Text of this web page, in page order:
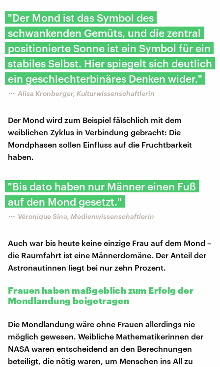
"Der Mond ist das Symbol des
schwankenden Gemüts, und die zentral
positionierte Sonne ist ein Symbol für ein
stabiles Selbst. Hier spiegelt sich deutlich
ein geschlechterbinäres Denken wider."
Alisa Kronberger, Kulturwissenschaftlerin
Der Mond wird zum Beispiel fälschlich mit dem
weiblichen Zyklus in Verbindung gebracht: Die
Mondphasen sollen Einfluss auf die Fruchtbarkeit
haben.
"Bis dato haben nur Männer einen Fuß
auf den Mond gesetzt."
Véronique Sina, Medienwissenschaftlerin
Auch war bis heute keine einzige Frau auf dem Mond –
die Raumfahrt ist eine Männerdomäne. Der Anteil der
Astronautinnen liegt bei nur zehn Prozent.
Frauen haben maßgeblich zum Erfolg der
Mondlandung beigetragen
Die Mondlandung wäre ohne Frauen allerdings nie
möglich gewesen. Weibliche Mathematikerinnen der
NASA waren entscheidend an den Berechnungen
beteiligt, die nötig waren, um Menschen ins All zu